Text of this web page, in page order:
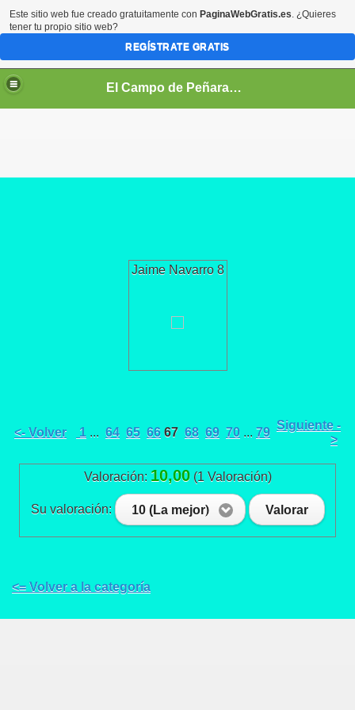
El Campo de Peñaranda (Salamanca)
Jaime Navarro 8
<- Volver 1 ... 64 65 66 67 68 69 70 ... 79
Siguiente -
>
Valoración: 10,00(1 Valoración)
Su valoración: 10 (La mejor) Valorar
<= Volver a la categoría
Este sitio web fue creado gratuitamente con PaginaWebGratis.es. ¿Quieres
tener tu propio sitio web?
REGÍSTRATE GRATIS